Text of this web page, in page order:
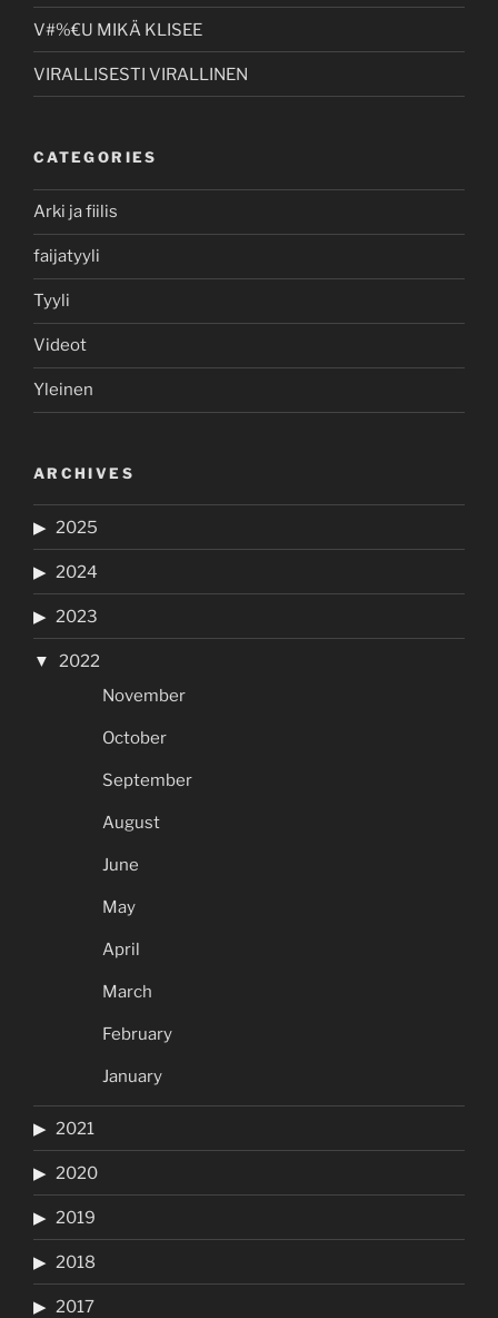
V#%€U MIKÄ KLISEE
VIRALLISESTI VIRALLINEN
CATEGORIES
Arki ja fiilis
faijatyyli
Tyyli
Videot
Yleinen
ARCHIVES
2025
2024
2023
2022
November
October
September
August
June
May
April
March
February
January
2021
2020
2019
2018
2017